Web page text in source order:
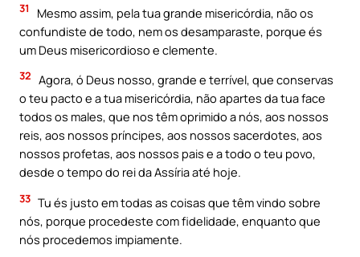
31
Mesmo assim, pela tua grande misericórdia, não os
confundiste de todo, nem os desamparaste, porque és
um Deus misericordioso e clemente.
32 Agora, ó Deus nosso, grande e terrível, que conservas
o teu pacto e a tua misericórdia, não apartes da tua face
todos os males, que nos têm oprimido a nós, aos nossos
reis, aos nossos príncipes, aos nossos sacerdotes, aos
nossos profetas, aos nossos pais e a todo o teu povo,
desde o tempo do rei da Assíria até hoje.
33 Tu és justo em todas as coisas que têm vindo sobre
nós, porque procedeste com fidelidade, enquanto que
nós procedemos impiamente.